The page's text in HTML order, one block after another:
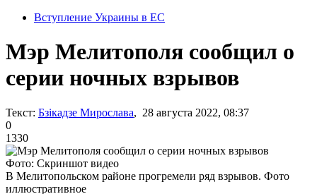
Вступление Украины в ЕС
Мэр Мелитополя сообщил о
серии ночных взрывов
Текст: Бзікадзе Мирослава, 28 августа 2022, 08:37
0
1330
Фото: Скриншот видео
В Мелитопольском районе прогремели ряд взрывов. Фото
иллюстративное